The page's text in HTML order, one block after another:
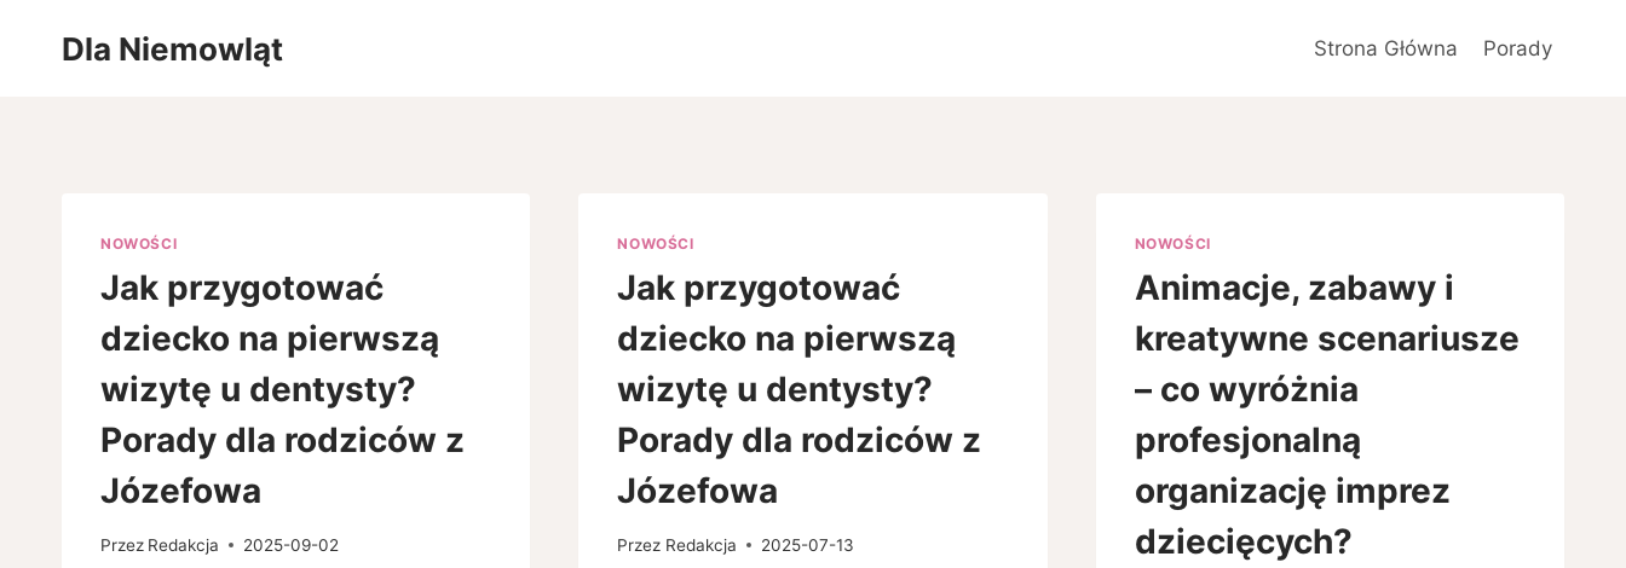
Dla Niemowląt Strona Główna Porady
NOWOŚCI
Jak przygotować
dziecko na pierwszą
wizytę u dentysty?
Porady dla rodziców z
Józefowa
Przez Redakcja 2025-09-02
NOWOŚCI
Jak przygotować
dziecko na pierwszą
wizytę u dentysty?
Porady dla rodziców z
Józefowa
Przez Redakcja 2025-07-13
NOWOŚCI
Animacje, zabawy i
kreatywne scenariusze
– co wyróżnia
profesjonalną
organizację imprez
dziecięcych?